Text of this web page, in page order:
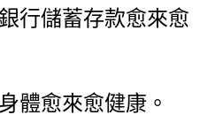
行儲蓄存款愈來愈
體愈來愈健康。